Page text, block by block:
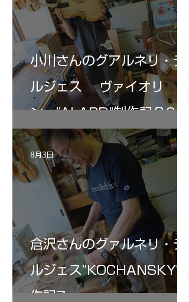
小川さんのグアルネリ・デ
ルジェス ヴァイオリ
ン ”ALARD"制作記３6
倉沢さんのグァルネリ・デ
ルジェス”KOCHANSKY"制
作記7
8月3日